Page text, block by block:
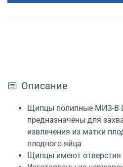
Описание
Щипцы полипные МИЗ-В
предназначены для
извлечения из матки
плодного яйца
Щипцы имеют отверстия